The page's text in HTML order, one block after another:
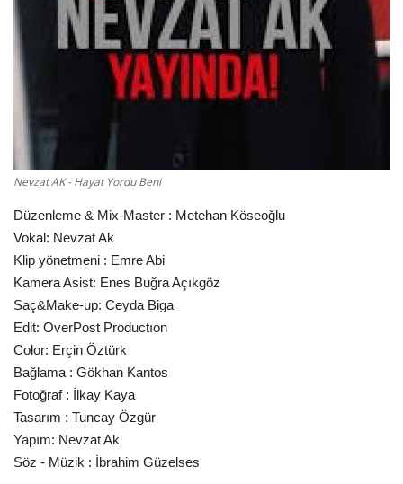
Komik Sözler
ilahi sözleri
Dini Sözler
Günaydın Mesajları
Nevzat AK - Hayat Yordu Beni
Düzenleme & Mix-Master : Metehan Köseoğlu
Vokal: Nevzat Ak
Klip yönetmeni : Emre Abi
Kamera Asist: Enes Buğra Açıkgöz
Saç&Make-up: Ceyda Biga
Edit: OverPost Productıon
Color: Erçin Öztürk
Bağlama : Gökhan Kantos
Fotoğraf : İlkay Kaya
Tasarım : Tuncay Özgür
Yapım: Nevzat Ak
Söz - Müzik : İbrahim Güzelses